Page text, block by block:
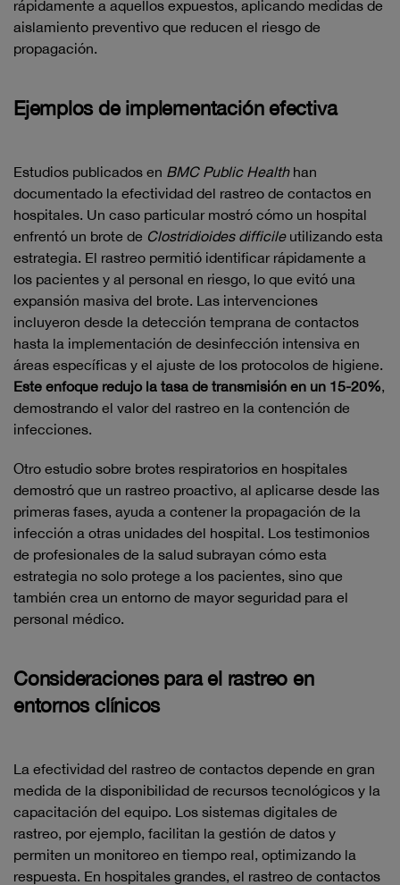
rápidamente a aquellos expuestos, aplicando medidas de
aislamiento preventivo que reducen el riesgo de
propagación.
Ejemplos de implementación efectiva
Estudios publicados en BMC Public Healthhan
documentado la efectividad del rastreo de contactos en
hospitales. Un caso particular mostró cómo un hospital
enfrentó un brote de Clostridioides difficileutilizando esta
estrategia. El rastreo permitió identificar rápidamente a
los pacientes y al personal en riesgo, lo que evitó una
expansión masiva del brote. Las intervenciones
incluyeron desde la detección temprana de contactos
hasta la implementación de desinfección intensiva en
áreas específicas y el ajuste de los protocolos de higiene.
Este enfoque redujo la tasa de transmisión en un 15-20%,
demostrando el valor del rastreo en la contención de
infecciones.
Otro estudio sobre brotes respiratorios en hospitales
demostró que un rastreo proactivo, al aplicarse desde las
primeras fases, ayuda a contener la propagación de la
infección a otras unidades del hospital. Los testimonios
de profesionales de la salud subrayan cómo esta
estrategia no solo protege a los pacientes, sino que
también crea un entorno de mayor seguridad para el
personal médico.
Consideraciones para el rastreo en
entornos clínicos
La efectividad del rastreo de contactos depende en gran
medida de la disponibilidad de recursos tecnológicos y la
capacitación del equipo. Los sistemas digitales de
rastreo, por ejemplo, facilitan la gestión de datos y
permiten un monitoreo en tiempo real, optimizando la
respuesta. En hospitales grandes, el rastreo de contactos